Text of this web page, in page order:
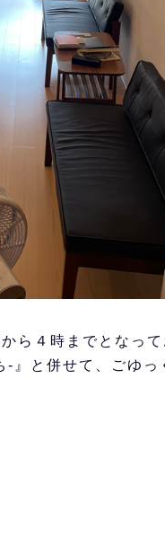
ら４時までとなっ
』と併せて、ごゆっ